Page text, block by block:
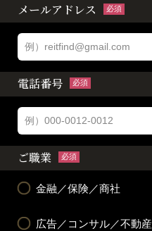
メールアドレス 必須
電話番号 必須
ご職業 必須
金融／保険／商社
広告／コンサル／不動産